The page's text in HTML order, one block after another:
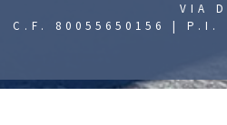
VIA
C.F. 80055650156 | P.I.